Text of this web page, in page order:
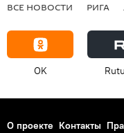
ВСЕ НОВОСТИ РИГА
OK
О проекте Контакты